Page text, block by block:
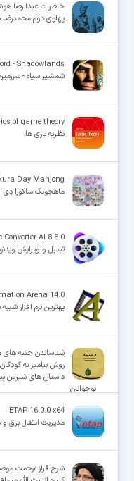
خاطرات ع‍ب‍دال‍رض‍ا
پهلوی دوم محمدرضا
- Shadowlands
شمشیر سیاه -
of game theory
نظریه بازی ها
Day Mahjong
ماهجونگ ساکورا دِی
Converter AI 8.8.0
تبدیل و ویرایش
Arena 14.0
بهترین نرم افزار
شناساندن جنبه
روش پیامبر به
داستان های شیرین
نوجوانان
ETAP 16.0.0 x64
مدیریت انتقال برق و
شرح فراز «رحمت